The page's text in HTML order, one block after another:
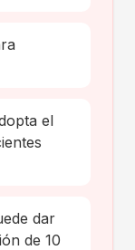
el
dar
de 10